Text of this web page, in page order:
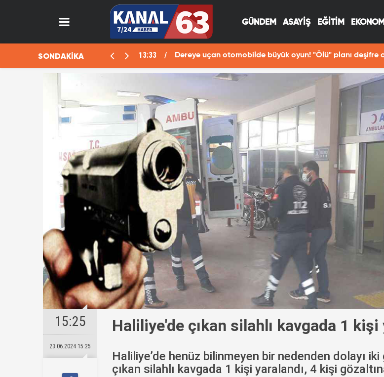
GÜNDEM ASAYİŞ EĞİTİM EKONOMİ
SONDAKİKA 13:33 Dereye uçan otomobilde büyük oyun! "Ölü" planı deşifre
15:25
23.06.2024 15:25
Haliliye'de çıkan silahlı kavgada 1 kişi
Haliliye’de henüz bilinmeyen bir nedenden dolayı iki
çıkan silahlı kavgada 1 kişi yaralandı, 4 kişi